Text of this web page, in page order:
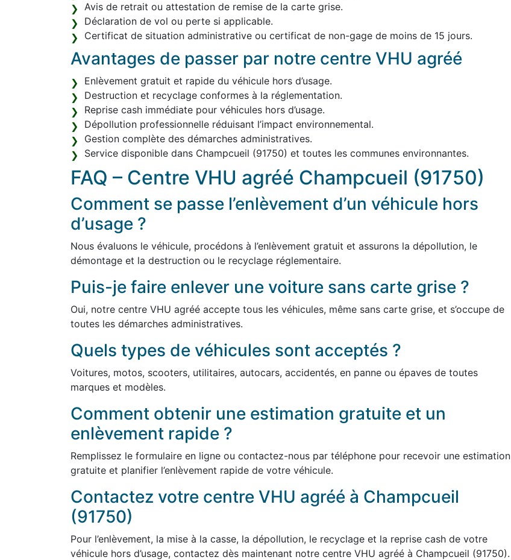
Avis de retrait ou attestation de remise de la carte grise.
Déclaration de vol ou perte si applicable.
Certificat de situation administrative ou certificat de non-gage de moins de 15 jours.
Avantages de passer par notre centre VHU agréé
Enlèvement gratuit et rapide du véhicule hors d’usage.
Destruction et recyclage conformes à la réglementation.
Reprise cash immédiate pour véhicules hors d’usage.
Dépollution professionnelle réduisant l’impact environnemental.
Gestion complète des démarches administratives.
Service disponible dans Champcueil (91750) et toutes les communes environnantes.
FAQ – Centre VHU agréé Champcueil (91750)
Comment se passe l’enlèvement d’un véhicule hors
d’usage ?
Nous évaluons le véhicule, procédons à l’enlèvement gratuit et assurons la dépollution, le
démontage et la destruction ou le recyclage réglementaire.
Puis-je faire enlever une voiture sans carte grise ?
Oui, notre centre VHU agréé accepte tous les véhicules, même sans carte grise, et s’occupe de
toutes les démarches administratives.
Quels types de véhicules sont acceptés ?
Voitures, motos, scooters, utilitaires, autocars, accidentés, en panne ou épaves de toutes
marques et modèles.
Comment obtenir une estimation gratuite et un
enlèvement rapide ?
Remplissez le formulaire en ligne ou contactez-nous par téléphone pour recevoir une estimation
gratuite et planifier l’enlèvement rapide de votre véhicule.
Contactez votre centre VHU agréé à Champcueil
(91750)
Pour l’enlèvement, la mise à la casse, la dépollution, le recyclage et la reprise cash de votre
véhicule hors d’usage, contactez dès maintenant notre centre VHU agréé à Champcueil (91750).